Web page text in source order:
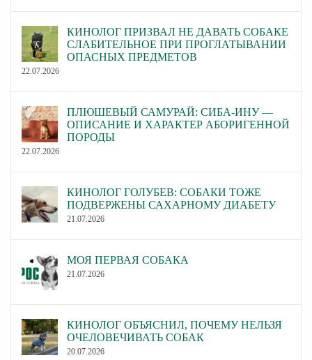
КИНОЛОГ ПРИЗВАЛ НЕ ДАВАТЬ СОБАКЕ
СЛАБИТЕЛЬНОЕ ПРИ ПРОГЛАТЫВАНИИ
ОПАСНЫХ ПРЕДМЕТОВ
22.07.2026
ПЛЮШЕВЫЙ САМУРАЙ: СИБА-ИНУ —
ОПИСАНИЕ И ХАРАКТЕР АБОРИГЕННОЙ
ПОРОДЫ
22.07.2026
КИНОЛОГ ГОЛУБЕВ: СОБАКИ ТОЖЕ
ПОДВЕРЖЕНЫ САХАРНОМУ ДИАБЕТУ
21.07.2026
МОЯ ПЕРВАЯ СОБАКА
21.07.2026
КИНОЛОГ ОБЪЯСНИЛ, ПОЧЕМУ НЕЛЬЗЯ
ОЧЕЛОВЕЧИВАТЬ СОБАК
20.07.2026